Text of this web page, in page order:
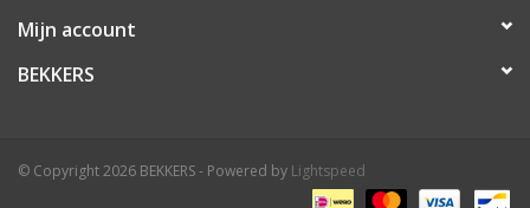
Mijn account
BEKKERS
© Copyright 2026 BEKKERS - Powered by Lightspeed